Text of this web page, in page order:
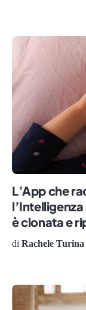
L’App che
è clonata e
di Rachele Turina